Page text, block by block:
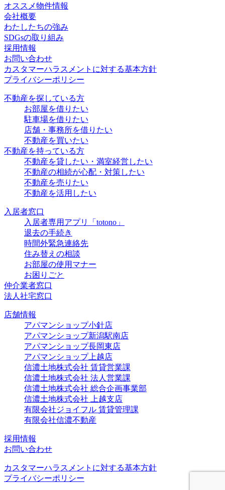
オススメ物件情報
会社概要
わたしたちの強み
SDGsの取り組み
採用情報
お問い合わせ
カスタマーハラスメントに対する基本方針
プライバシーポリシー
不動産を探している方
お部屋を借りたい
駐車場を借りたい
店舗・事務所を借りたい
不動産を買いたい
不動産を持っている方
不動産を貸したい・満室経営したい
不動産の相続が心配・対策したい
不動産を売りたい
不動産を活用したい
入居者窓口
入居者専用アプリ「totono」
退去の手続き
時間外緊急連絡先
住み替えの相談
お部屋の使用マナー
お困りごと
仲介業者窓口
法人社宅窓口
店舗情報
アパマンショップ小針店
アパマンショップ新潟駅南店
アパマンショップ長岡東店
アパマンショップ上越店
信濃土地株式会社 賃貸営業課
信濃土地株式会社 法人営業課
信濃土地株式会社 総合企画事業部
信濃土地株式会社 上越支店
有限会社ジョイフル 賃貸管理課
有限会社信濃不動産
採用情報
お問い合わせ
カスタマーハラスメントに対する基本方針
プライバシーポリシー